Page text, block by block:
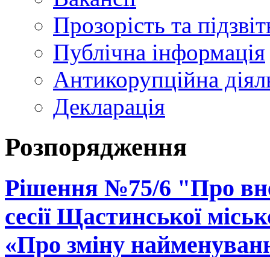
Прозорість та
Публічна інформація
Антикорупційна
Декларація
Розпорядження
Рішення №75/6 "Про
сесії Щастинської
«Про зміну